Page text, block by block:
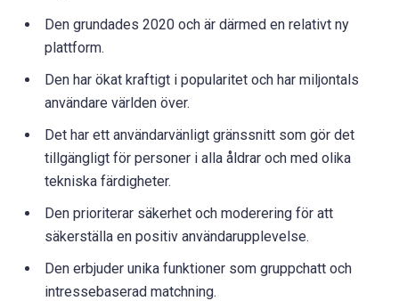
Den grundades 2020 och är därmed en relativt ny
plattform.
Den har ökat kraftigt i popularitet och har miljontals
användare världen över.
Det har ett användarvänligt gränssnitt som gör det
tillgängligt för personer i alla åldrar och med olika
tekniska färdigheter.
Den prioriterar säkerhet och moderering för att
säkerställa en positiv användarupplevelse.
Den erbjuder unika funktioner som gruppchatt och
intressebaserad matchning.